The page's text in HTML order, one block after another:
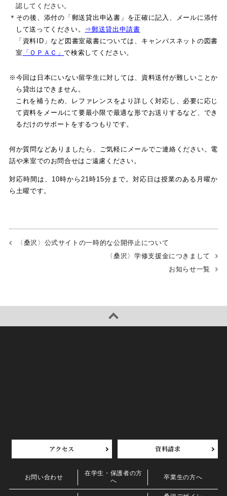
認してください。
＊その後、添付の「郵送貸出申込書」を正確に記入、メールに添付
して送ってください。 ⇒郵送貸出申請書
「資料ID」など図書室蔵書については、キャンパスネットの図書
室 「ＯＰＡＣ」で検索してください。
※今回は日本にいない留学生に対しては、資料送付が難しいことか
ら貸出はできません。
これを補うため、レファレンスをより詳しく対応し、必要に応じ
て資料をメールにて要最小限で最適な形でお送りするなど、でき
るだけのサポートをするつもりです。
何か質問などありましたら、ご気軽にメールでご連絡ください。電
話や来室でのお問合せはご遠慮ください。
対応時間は、10時から21時15分まで。対応日は授業のある月曜か
ら土曜です。
〈桑沢〉公式サイトの一時的な公開停止について
〈桑沢〉学修支援金につきまして
お知らせ一覧
アクセス 資料請求
お問い合わせ
在学生・保護者の方
へ
卒業生の方へ